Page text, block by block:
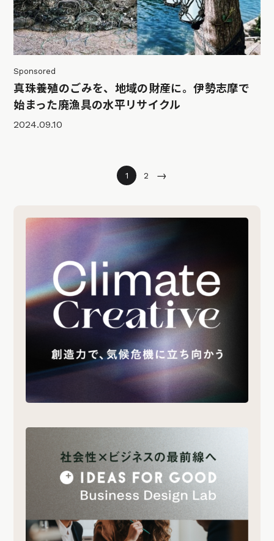
Sponsored
真珠養殖のごみを、地域の財産に。伊勢志摩で
始まった廃漁具の水平リサイクル
2024.09.10
1 2 →